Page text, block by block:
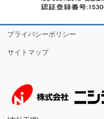
プライバシーポリシー
サイトマップ